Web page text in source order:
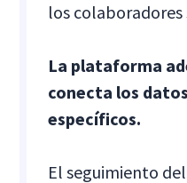
los colaboradores
La plataforma
conecta los
específicos.
El seguimiento